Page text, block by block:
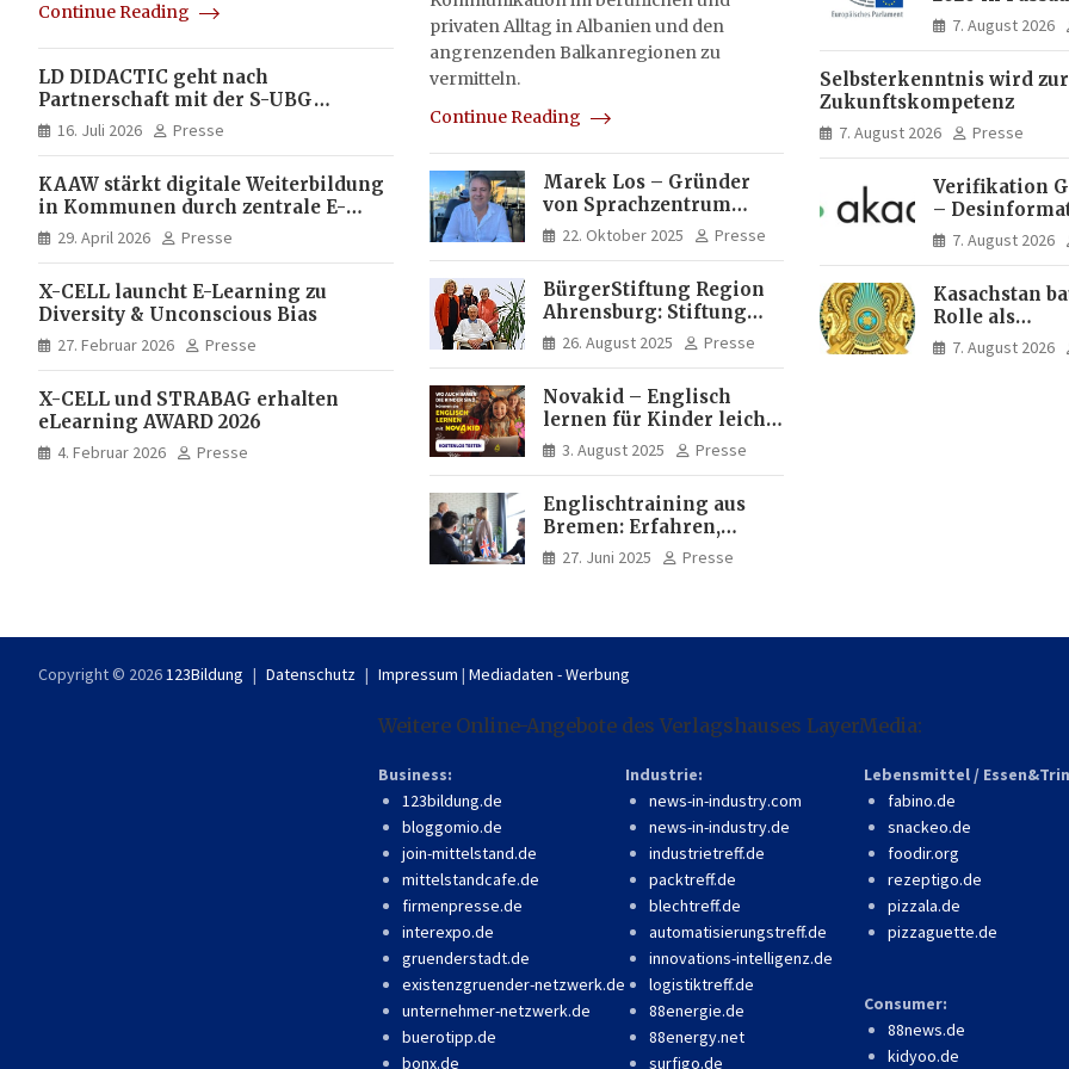
Continue Reading
LD DIDACTIC geht nach
Partnerschaft mit der S-UBG
vollständig in Unternehmerhand
16. Juli 2026 Presse
KAAW stärkt digitale Weiterbildung
in Kommunen durch zentrale E-
Learning Plattform von X-CELL
29. April 2026 Presse
X-CELL launcht E-Learning zu
Diversity & Unconscious Bias
27. Februar 2026 Presse
X-CELL und STRABAG erhalten
eLearning AWARD 2026
4. Februar 2026 Presse
privaten Alltag in Albanien und den
angrenzenden Balkanregionen zu
vermitteln.
Continue Reading
Marek Los – Gründer
von Sprachzentrum
Moose, Moose Casa
Italia und Apartamento
Experte für Bildung und
Investitionen in
Brasilien
22. Oktober 2025 Presse
BürgerStiftung Region
Ahrensburg: Stiftung
Dietrich+Gudrun Maaß
fördert
Frauen
26. August 2025 Presse
Novakid – Englisch
lernen für Kinder leicht
gemacht
3. August 2025 Presse
Englischtraining aus
Bremen: Erfahren,
professionell, online
zugänglich
27. Juni 2025 Presse
Menschen
Ideen für
7. August 2026
Selbsterkenntnis wird zur
Zukunftskompetenz
7. August 2026 Presse
Verifikation
–
Fake News,
Inhalte | dpa-
7. August 2026
Kasachstan
Rolle als
zwischen
7. August 2026
Copyright © 2026123Bildung Datenschutz Impressum | Mediadaten - Werbung
Weitere Online-Angebote des Verlagshauses LayerMedia:
Business:
123bildung.de
bloggomio.de
join-mittelstand.de
mittelstandcafe.de
firmenpresse.de
interexpo.de
gruenderstadt.de
existenzgruender-netzwerk.de
unternehmer-netzwerk.de
buerotipp.de
bonx.de
Industrie:
news-in-industry.com
news-in-industry.de
industrietreff.de
packtreff.de
blechtreff.de
automatisierungstreff.de
innovations-intelligenz.de
logistiktreff.de
88energie.de
88energy.net
surfigo.de
Lebensmittel /
fabino.de
snackeo.de
foodir.org
rezeptigo.de
pizzala.de
pizzaguette.de
Consumer:
88news.de
kidyoo.de